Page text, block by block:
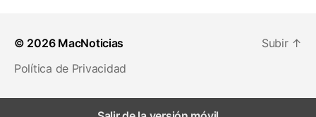
© 2026 MacNoticias
Política de Privacidad
Subir ↑